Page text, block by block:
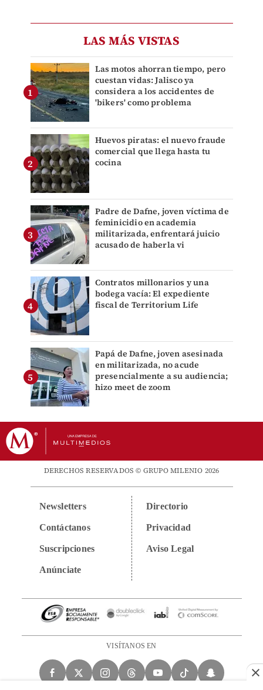
LAS MÁS VISTAS
Las motos ahorran tiempo, pero
cuestan vidas: Jalisco ya
considera a los accidentes de
'bikers' como problema
Huevos piratas: el nuevo fraude
comercial que llega hasta tu
cocina
Padre de Dafne, joven víctima de
feminicidio en academia
militarizada, enfrentará juicio
acusado de haberla vi
Contratos millonarios y una
bodega vacía: El expediente
fiscal de Territorium Life
Papá de Dafne, joven asesinada
en militarizada, no acude
presencialmente a su audiencia;
hizo meet de zoom
DERECHOS RESERVADOS © GRUPO MILENIO 2026
Newsletters
Contáctanos
Suscripciones
Anúnciate
Directorio
Privacidad
Aviso Legal
VISÍTANOS EN